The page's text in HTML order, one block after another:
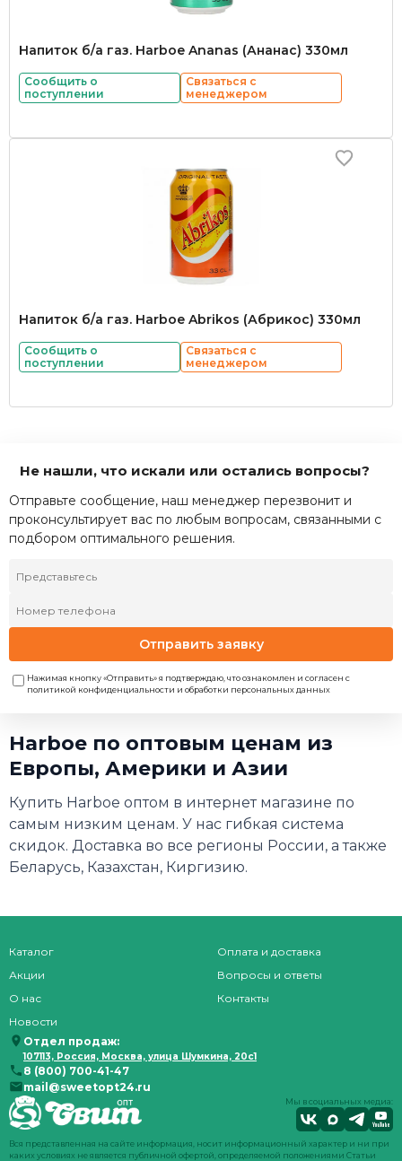
Напиток б/а газ. Harboe Ananas (Ананас) 330мл
Сообщить о
поступлении
Связаться с
менеджером
Напиток б/а газ. Harboe Abrikos (Абрикос) 330мл
Сообщить о
поступлении
Связаться с
менеджером
Не нашли, что искали или остались вопросы?
Отправьте сообщение, наш менеджер перезвонит и
проконсультирует вас по любым вопросам, связанными с
подбором оптимального решения.
Отправить заявку
Нажимая кнопку «Отправить» я подтверждаю, что ознакомлен и согласен с
политикой конфиденциальности и обработки персональных данных
Harboe по оптовым ценам из
Европы, Америки и Азии
Купить Harboe оптом в интернет магазине по
самым низким ценам. У нас гибкая система
скидок. Доставка во все регионы России, а также
Беларусь, Казахстан, Киргизию.
Каталог
Акции
О нас
Новости
Оплата и доставка
Вопросы и ответы
Контакты
Отдел продаж:
107113, Россия, Москва, улица Шумкина, 20с1
8 (800) 700-41-47
mail@sweetopt24.ru
Мы в социальных медиа:
Вся представленная на сайте информация, носит информационный характер и ни при
каких условиях не является публичной офертой, определяемой положениями Статьи